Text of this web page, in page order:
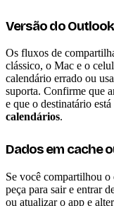
Versão do
Os fluxos de
clássico, o Mac e o
calendário errado ou
suporta. Confirme que
e que o destinatário
calendários.
Dados em cache
Se você compartilhou o
peça para sair e entrar
ou atualizar o app e